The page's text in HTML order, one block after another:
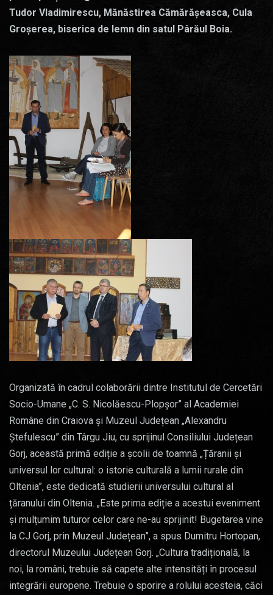
Tudor Vladimirescu, Mănăstirea Cămărășeasca, Cula
Groșerea, biserica de lemn din satul Pârăul Boia.
Organizată în cadrul colaborării dintre Institutul de Cercetări
Socio-Umane „C. S. Nicolăescu-Plopşor” al Academiei
Române din Craiova şi Muzeul Județean „Alexandru
Ștefulescu” din Târgu Jiu, cu sprijinul Consiliului Județean
Gorj, această primă ediție a școlii de toamnă „Țăranii și
universul lor cultural: o istorie culturală a lumii rurale din
Oltenia”, este dedicată studierii universului cultural al
țăranului din Oltenia. „Este prima ediție a acestui eveniment
și mulțumim tuturor celor care ne-au sprijinit! Bugetarea vine
la CJ Gorj, prin Muzeul Județean”, a spus Dumitru Hortopan,
directorul Muzeului Județean Gorj. „Cultura tradițională, la
noi, la români, trebuie să capete alte intensități în procesul
integrării europene. Trebuie o sporire a rolului acesteia, căci